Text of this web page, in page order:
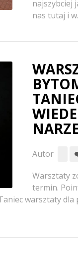
najszybciej
nas tutaj i
Autor
Warsztaty
termin.
warsztaty